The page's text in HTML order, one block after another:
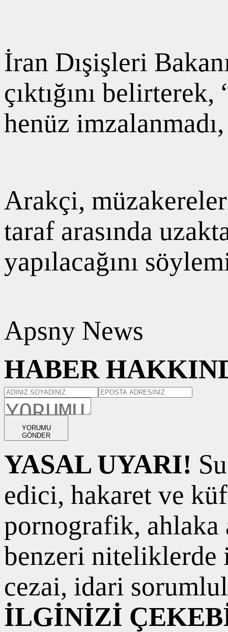
İran Dışişleri
çıktığını
henüz
Arakçi,
taraf arasında
yapılacağını
Apsny News
HABER
YORUMU
GÖNDER
YASAL UYARI!
edici, hakaret ve
pornografik, ahlaka
benzeri niteliklerde
cezai, idari
İLGİNİZİ